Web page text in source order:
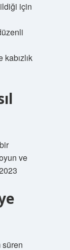
için
ve
süren